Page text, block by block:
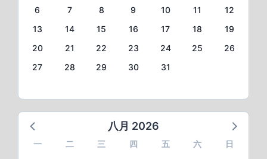
6
7 8 9 10 11
12
13
14 15 16 17 18
19
20
21 22 23 24 25
26
27
28 29 30 31
八月 2026
一 二 三 四 五 六
日